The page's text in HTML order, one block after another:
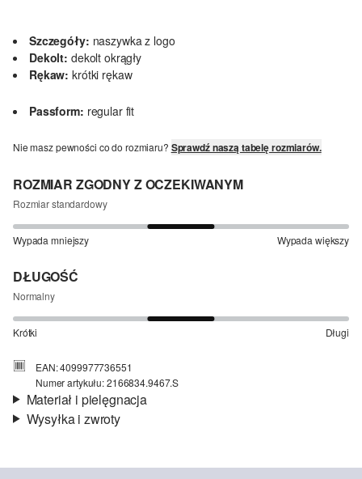
Szczegóły: naszywka z logo
Dekolt: dekolt okrągły
Rękaw: krótki rękaw
Passform: regular fit
Nie masz pewności co do rozmiaru? Sprawdź naszą tabelę rozmiarów.
ROZMIAR ZGODNY Z OCZEKIWANYM
Rozmiar standardowy
Wypada mniejszy Wypada większy
DŁUGOŚĆ
Normalny
Krótki Długi
EAN: 4099977736551
Numer artykułu: 2166834.9467.S
Materiał i pielęgnacja
Wysyłka i zwroty